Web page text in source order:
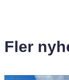
Fler